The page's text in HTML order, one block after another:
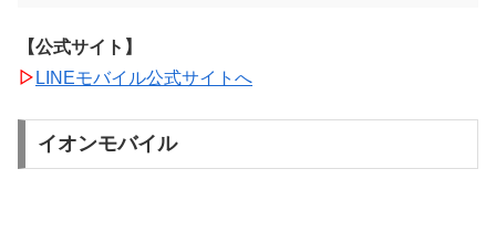
【公式サイト】
▷ LINEモバイル公式サイトへ
イオンモバイル